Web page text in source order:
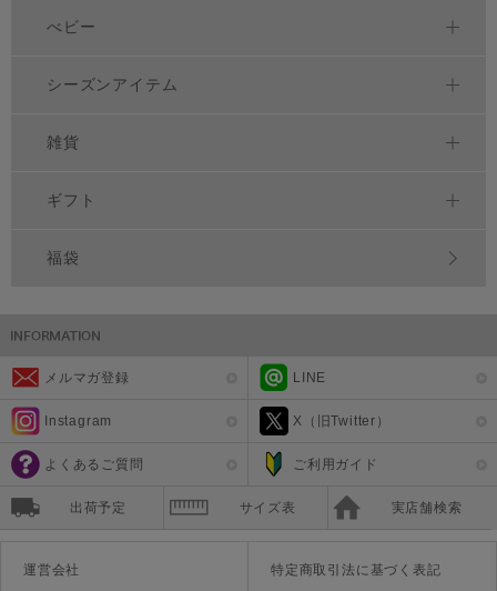
べビー
シーズンアイテム
雑貨
ギフト
福袋
メルマガ登録 LINE
Instagram X（旧Twitter）
よくあるご質問 ご利用ガイド
出荷予定 サイズ表 実店舗検索
運営会社 特定商取引法に基づく表記